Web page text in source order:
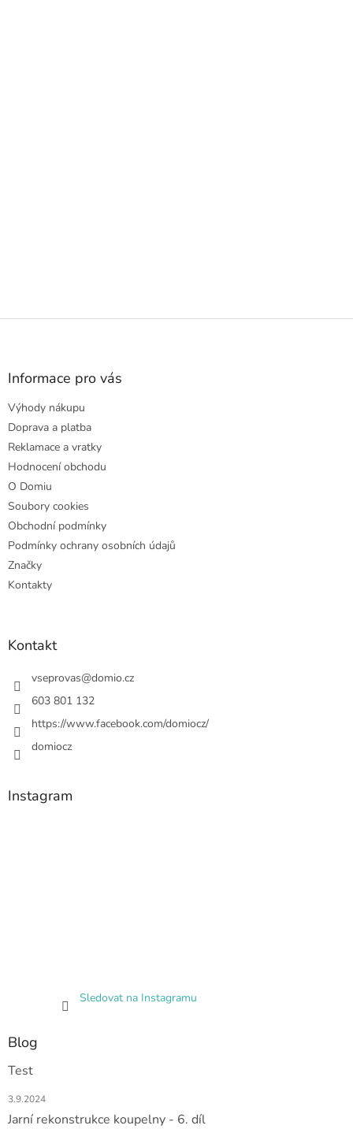
Z
Informace pro vás
Výhody nákupu
Doprava a platba
Reklamace a vratky
Hodnocení obchodu
O Domiu
Soubory cookies
Obchodní podmínky
Podmínky ochrany osobních údajů
Značky
Kontakty
Kontakt
vseprovas@domio.cz
603 801 132
https://www.facebook.com/domiocz/
domiocz
Instagram
Sledovat na Instagramu
Blog
Test
3.9.2024
Jarní rekonstrukce koupelny - 6. díl